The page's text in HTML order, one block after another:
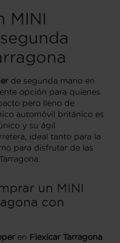
MINI
de segunda mano en
opción para quienes
pero lleno de
automóvil británico es
y su ágil
ideal tanto para la
para disfrutar de las
un MINI
con
en Flexicar Tarragona